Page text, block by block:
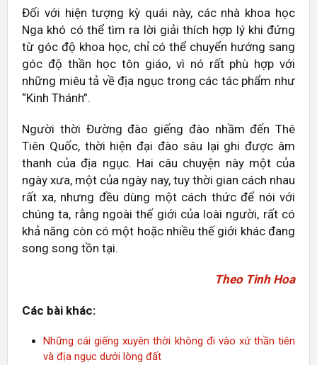
Đối với hiện tượng kỳ quái này, các nhà khoa học
Nga khó có thể tìm ra lời giải thích hợp lý khi đứng
từ góc độ khoa học, chỉ có thể chuyển hướng sang
góc độ thần học tôn giáo, vì nó rất phù hợp với
những miêu tả về địa ngục trong các tác phẩm như
“Kinh Thánh”.
Người thời Đường đào giếng đào nhầm đến Thê
Tiên Quốc, thời hiện đại đào sâu lại ghi được âm
thanh của địa ngục. Hai câu chuyện này một của
ngày xưa, một của ngày nay, tuy thời gian cách nhau
rất xa, nhưng đều dùng một cách thức để nói với
chúng ta, rằng ngoài thế giới của loài người, rất có
khả năng còn có một hoặc nhiều thế giới khác đang
song song tồn tại.
Theo Tinh Hoa
Các bài khác:
Những cái giếng xuyên thời không đi vào xứ thần tiên
và địa ngục dưới lòng đất